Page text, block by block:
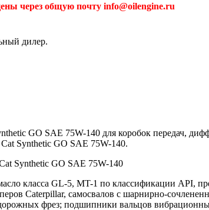
через общую почту info@oilengine.ru
дилер.
GO SAE 75W-140 для коробок передач,
Synthetic GO SAE 75W-140.
Synthetic GO SAE 75W-140
класса GL-5, MT-1 по классификации API,
Caterpillar, самосвалов с шарнирно-
фрез; подшипники вальцов